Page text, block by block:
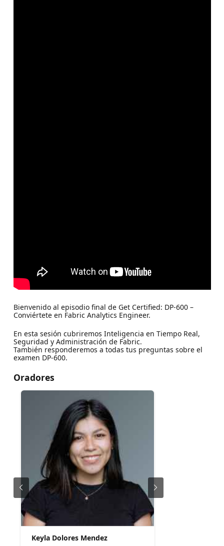
Bienvenido al episodio final de Get Certified: DP-600 –
Conviértete en Fabric Analytics Engineer.
En esta sesión cubriremos Inteligencia en Tiempo Real,
Seguridad y Administración de Fabric.
También responderemos a todas tus preguntas sobre el
examen DP-600.
Oradores
Keyla Dolores Mendez